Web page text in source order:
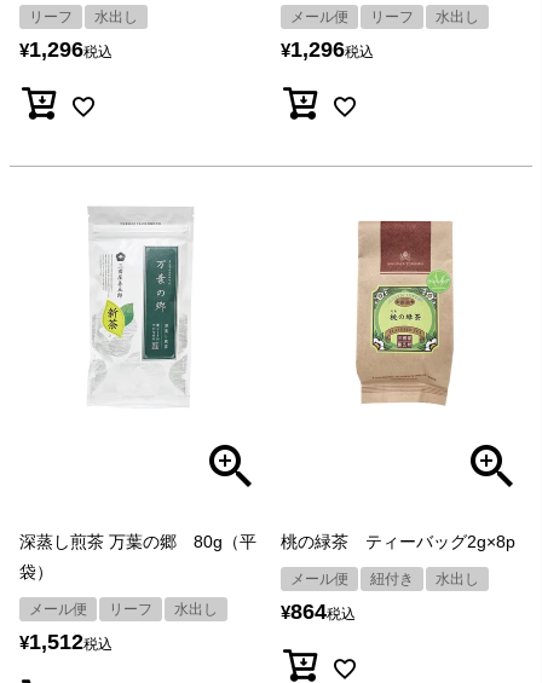
リーフ 水出し
¥1,296税込
メール便 リーフ 水出し
¥1,296税込
深蒸し煎茶 万葉の郷 80g（平
袋）
メール便 リーフ 水出し
¥1,512税込
桃の緑茶 ティーバッグ2g×8p
メール便 紐付き 水出し
¥864税込